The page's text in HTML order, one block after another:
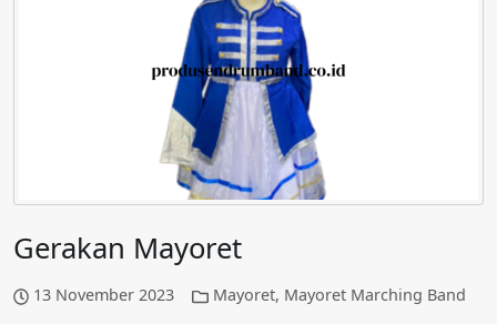
Gerakan Mayoret
13 November 2023 Mayoret, Mayoret Marching Band